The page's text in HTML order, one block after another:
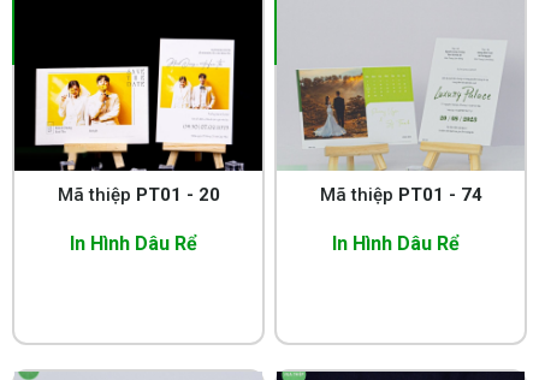
Mã thiệp PT01 - 20
In Hình Dâu Rể
Mã thiệp PT01 - 74
In Hình Dâu Rể